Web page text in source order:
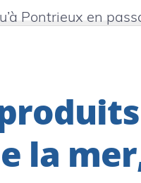
Pontrieux en
la